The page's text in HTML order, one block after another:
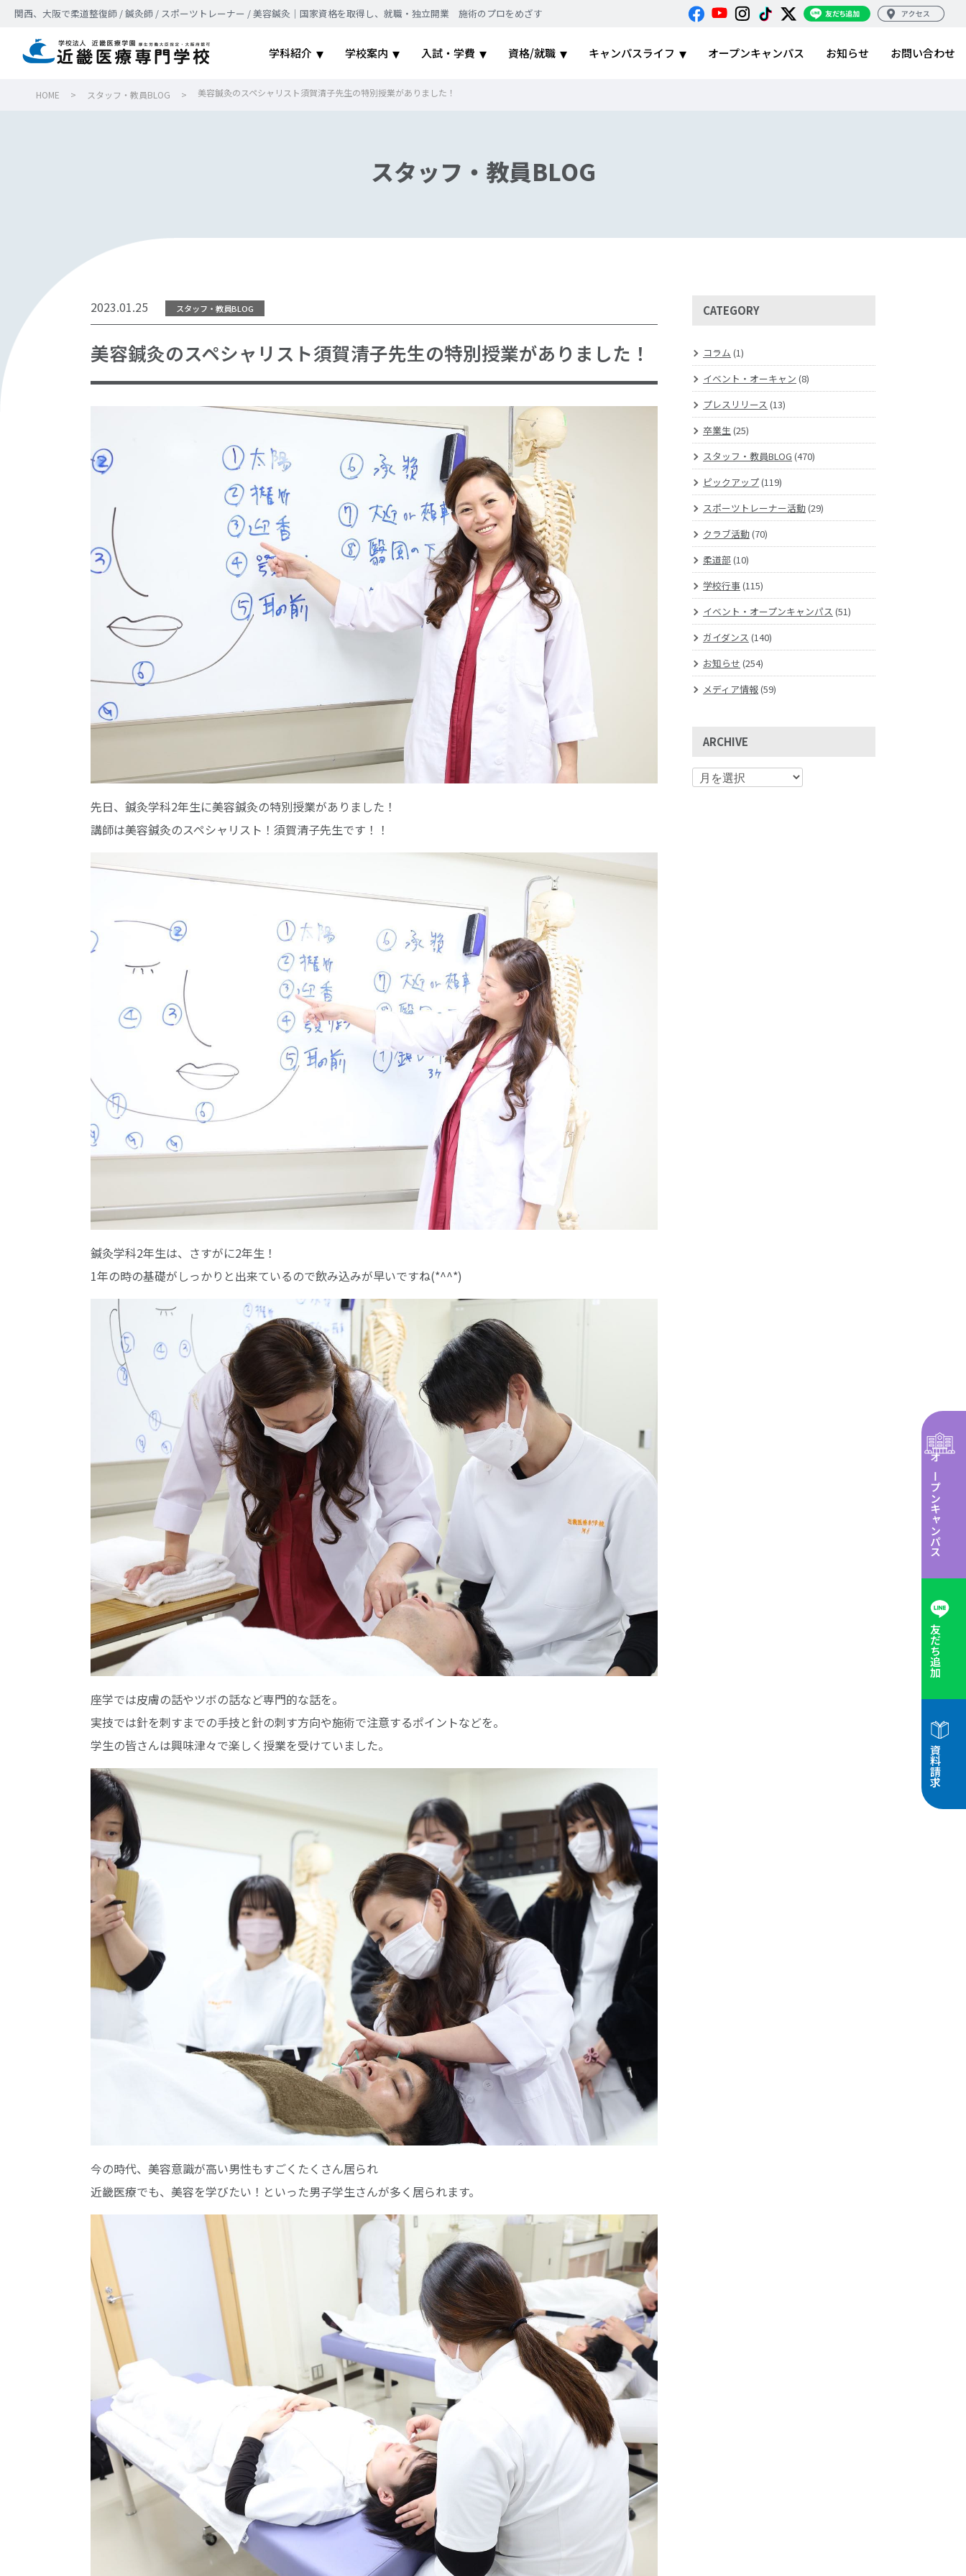
関西、大阪で柔道整復師 / 鍼灸師 / スポーツトレーナー / 美容鍼灸｜国家資格を取得し、就職・独立開業 施術のプロをめざす
学科紹介 学校案内 入試・学費 資格/就職 キャンパスライフ オープンキャンパス お知らせ お問い合わせ
オープンキャンパス
友だち追加
資料請求
HOME > スタッフ・教員BLOG > 美容鍼灸のスペシャリスト須賀清子先生の特別授業がありました！
スタッフ・教員BLOG
2023.01.25 スタッフ・教員BLOG
美容鍼灸のスペシャリスト須賀清子先生の特別授業がありました！
先日、鍼灸学科2年生に美容鍼灸の特別授業がありました！
講師は美容鍼灸のスペシャリスト！須賀清子先生です！！
鍼灸学科2年生は、さすがに2年生！
1年の時の基礎がしっかりと出来ているので飲み込みが早いですね(*^^*)
座学では皮膚の話やツボの話など専門的な話を。
実技では針を刺すまでの手技と針の刺す方向や施術で注意するポイントなどを。
学生の皆さんは興味津々で楽しく授業を受けていました。
今の時代、美容意識が高い男性もすごくたくさん居られ
近畿医療でも、美容を学びたい！といった男子学生さんが多く居られます。
CATEGORY
コラム (1)
イベント・オーキャン (8)
プレスリリース (13)
卒業生(25)
スタッフ・教員BLOG (470)
ピックアップ(119)
スポーツトレーナー活動(29)
クラブ活動(70)
柔道部 (10)
学校行事(115)
イベント・オープンキャンパス (51)
ガイダンス (140)
お知らせ (254)
メディア情報(59)
ARCHIVE